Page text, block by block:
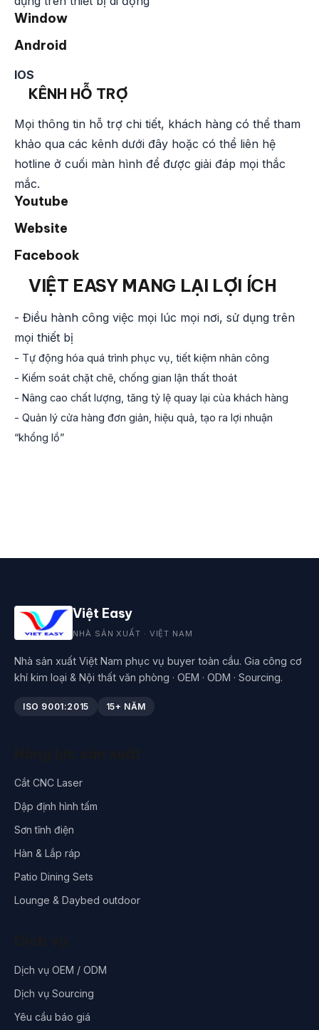
Window
Android
IOS
KÊNH HỖ TRỢ
Mọi thông tin hỗ trợ chi tiết, khách hàng có thể tham
khảo qua các kênh dưới đây hoặc có thể liên hệ
hotline ở cuối màn hình để được giải đáp mọi thắc
mắc.
Youtube
Website
Facebook
VIỆT EASY MANG LẠI LỢI ÍCH
- Điều hành công việc mọi lúc mọi nơi, sử dụng trên
mọi thiết bị
- Tự động hóa quá trình phục vụ, tiết kiệm nhân công
- Kiểm soát chặt chẽ, chống gian lận thất thoát
- Nâng cao chất lượng, tăng tỷ lệ quay lại của khách hàng
- Quản lý cửa hàng đơn giản, hiệu quả, tạo ra lợi nhuận
“khổng lồ”
Việt Easy
NHÀ SẢN XUẤT · VIỆT NAM
Nhà sản xuất Việt Nam phục vụ buyer toàn cầu. Gia công cơ
khí kim loại & Nội thất văn phòng · OEM · ODM · Sourcing.
ISO 9001:2015 15+ NĂM
Cắt CNC Laser
Dập định hình tấm
Sơn tĩnh điện
Hàn & Lắp ráp
Patio Dining Sets
Lounge & Daybed outdoor
Dịch vụ OEM / ODM
Dịch vụ Sourcing
Yêu cầu báo giá